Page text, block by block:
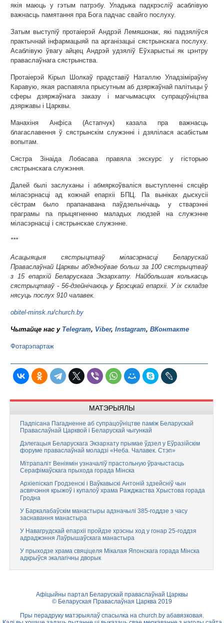
якія маюць у гэтым патрэбу. Уладыка падкрэсліў асаблівую
важнасць памятання пра Бога падчас свайго послуху.
Затым выступіў протаіерэй Андрэй Лемяшонак, які падзяліўся
практычнай інфармацыяй па арганізацыі сястрынскага послуху.
Асаблівую ўвагу айцец Андрэй удзяліў Еўхарыстыі як цэнтру
праваслаўнага сястрынства.
Протаіерэй Кірыл Шолкаў прадставіў Наталлю Уладзіміраўну
Каравую, якая распавяла прысутным аб дзяржаўнай палітыцы ў
сферы дзяржаўнага заказу і магчымасцях супрацоўніцтва
дзяржавы і Царквы.
Манахіня Анфіса (Астапчук) казала пра важнасць
благаславення ў сястрынскім служэнні і дзялілася асабістым
вопытам.
Сястра Зінаіда Лобасава правяла экскурс у гісторыю
сястрынскага служэння.
Далей былі заслуханы і абмяркоўваліся выступленні сясцёр
міласэрнасці ад кожнай епархіі БПЦ. Па выніках дыскусіі
сёстрам было прапанавана паўдзельнічаць у стварэнні
праграмы па прыцягненню маладых людзей на служэнне
міласэрнасці і сястрынскае служэнне.
***
Асацыяцыя сястрыцтваў міласэрнасці Беларускай
Праваслаўнай Царквы аб'ядноўвае больш за 100 сястрыцтваў
з 15 епархій Беларускага Экзархату. Найбольшая колькасць
сястрыцтваў - 56-дзейнічаюць у Брэсцкай епархіі. У іх складзе
нясуць послух 910 чалавек.
obitel-minsk.ru/church.by
Чытайце нас у Telegram, Viber, Instagram, ВКонтакте
Фотарэпартаж
МАТЭРЫЯЛЫ
Падпісана Пагадненне аб супрацоўніцтве паміж Беларускай
Праваслаўнай Царквой і Беларускай чыгункай
Дэлегацыя Беларускага Экзархату прымае ўдзел у Еўразійскім
форуме праваслаўнай моладзі «Неба. Чалавек. Стэп»
Мітрапаліт Веніямін узначаліў прастольную ўрачыстасць
Серафімаўскага прыхода горада Мінска
Архіепіскап Гродзенскі і Ваўкавыскі Антоній здзейсніў чын
асвячэння крыжоў і купалоў храма Ражджаства Хрыстова горада
Гродна
У Баркалабаўскім манастыры адзначылі 385-годдзе з часу
заснавання манастыра
У Навагрудскай епархіі пройдзе хрэсны ход у гонар 25-годдзя
адраджэння Лаўрышаўскага манастыра
У прыходзе храма свяціцеля Мікалая Японскага горада Мінска
адкрыўся экалагічны дворык
Афіцыйны партал Беларускай праваслаўнай Царквы
© Беларуская Праваслаўная Царква 2019
Пры перадруку матэрыялаў спасылка на church.by абавязковая.